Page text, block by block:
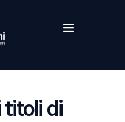
titoli di